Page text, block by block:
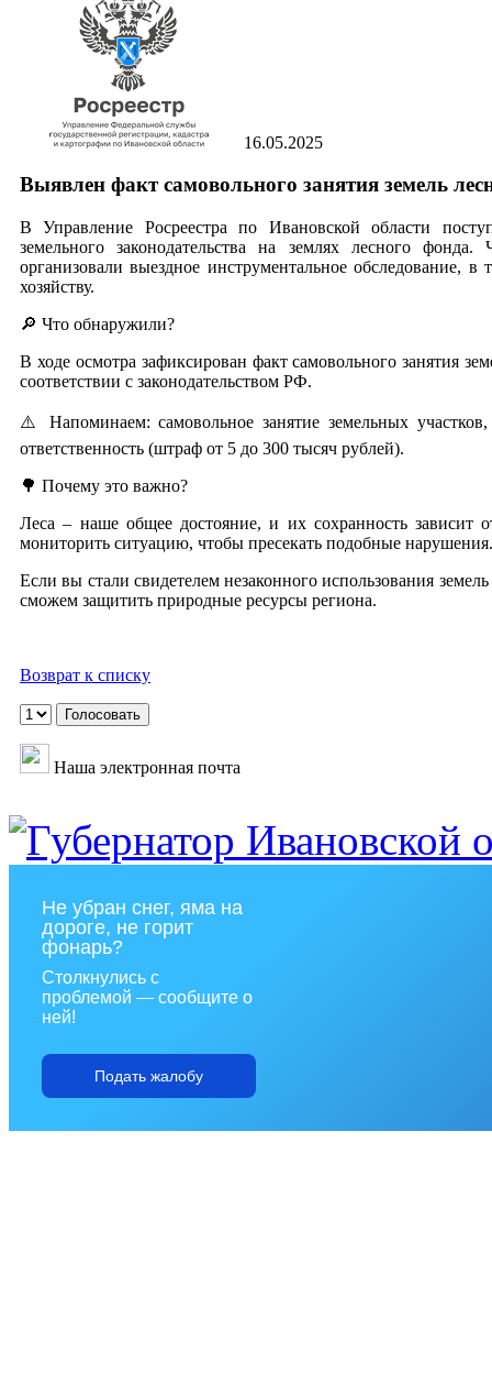
16.05.2025
Выявлен факт самовольного занятия земель
В Управление Росреестра по Ивановской области
земельного законодательства на землях лесного
организовали выездное инструментальное обследование,
хозяйству.
🔎 Что обнаружили?
В ходе осмотра зафиксирован факт самовольного занятия
соответствии с законодательством РФ.
⚠️ Напоминаем: самовольное занятие земельных
ответственность (штраф от 5 до 300 тысяч рублей).
🌳 Почему это важно?
Леса – наше общее достояние, и их сохранность зависит
мониторить ситуацию, чтобы пресекать подобные нарушения.
Если вы стали свидетелем незаконного использования
сможем защитить природные ресурсы региона.
Возврат к списку
Наша электронная почта
Не убран снег, яма на
дороге, не горит
фонарь?
Столкнулись с
проблемой — сообщите о
ней!
Подать жалобу